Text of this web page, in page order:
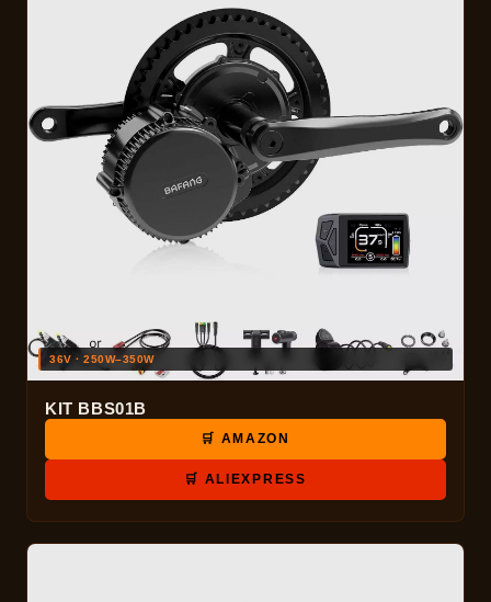
36V · 250W–350W
KIT BBS01B
🛒 AMAZON
🛒 ALIEXPRESS